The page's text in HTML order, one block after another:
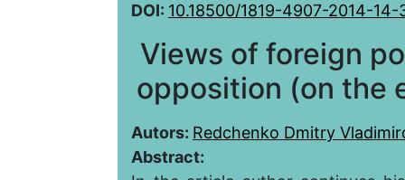
DOI: 10.18500/1819-4907-2014-
Views of foreign
opposition (on the
Autors: Redchenko Dmitry
Abstract: